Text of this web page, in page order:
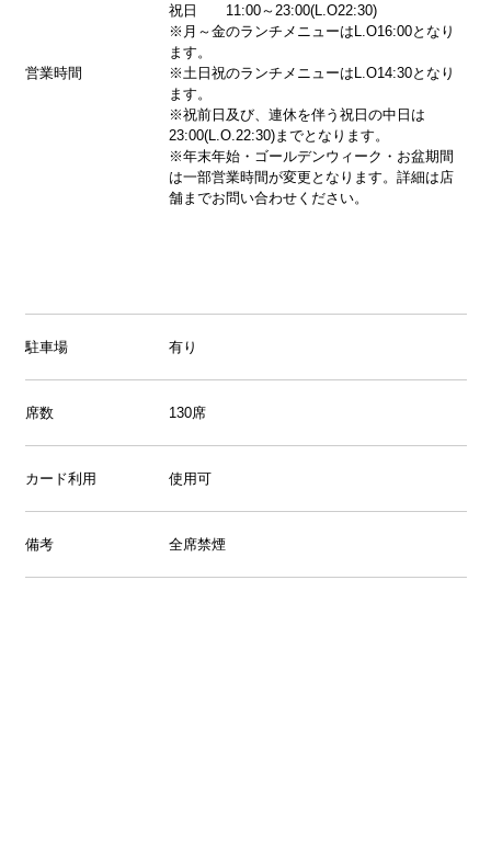
営業時間
祝日 11:00～23:00(L.O22:30)
※月～金のランチメニューはL.O16:00となり
ます。
※土日祝のランチメニューはL.O14:30となり
ます。
※祝前日及び、連休を伴う祝日の中日は
23:00(L.O.22:30)までとなります。
※年末年始・ゴールデンウィーク・お盆期間
は一部営業時間が変更となります。詳細は店
舗までお問い合わせください。
駐車場 有り
席数 130席
カード利用 使用可
備考 全席禁煙